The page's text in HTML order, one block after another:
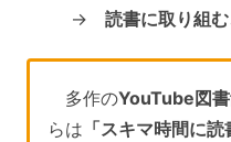
→ 読書に取り組
多作のYouTube図
らは 「スキマ時間に読